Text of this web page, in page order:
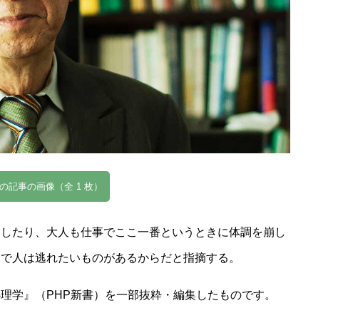
記事の画像（全 1 枚）
たり、大人も仕事でここ一番というときに体調を崩し
は逃れたいものがあるからだと指摘する。
』（PHP新書）を一部抜粋・編集したものです。